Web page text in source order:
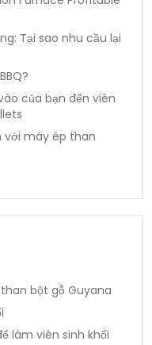
Tại sao nhu cầu lại
của bạn đến viên
với máy ép than
bột gỗ Guyana
làm viên sinh khối